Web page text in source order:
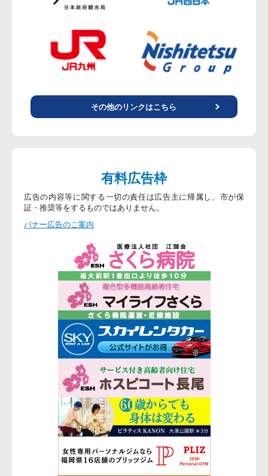
その他のリンクはこちら
有料広告枠
広告の内容等に関する一切の責任は広告主に帰属し、市が保
証・推奨等をするものではありません。
バナー広告のご案内